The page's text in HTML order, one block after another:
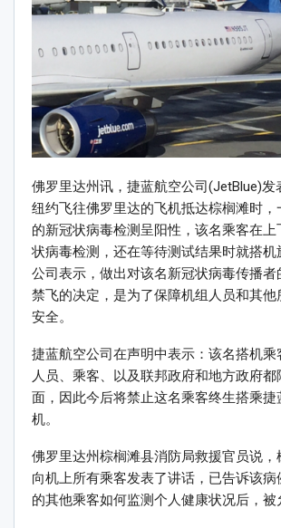
佛罗里达州讯，捷蓝航空公司(JetBlue)发
纽约飞往佛罗里达的飞机抵达棕榈滩时
的新冠状病毒检测呈阳性，该名乘客在
状病毒检测，还在等待测试结果时就搭
公司表示，做出对该名新冠状病毒传播者
禁飞的决定，是为了保障机组人员和其
安全。
捷蓝航空公司在声明中表示：该名搭机乘
人员、乘客、以及联邦政府和地方政府都
面，因此今后将禁止这名乘客终生搭乘
机。
佛罗里达州棕榈滩县消防局救援官员说，
向机上所有乘客发表了讲话，已告诉该病
的其他乘客如何监测个人健康状况后，被